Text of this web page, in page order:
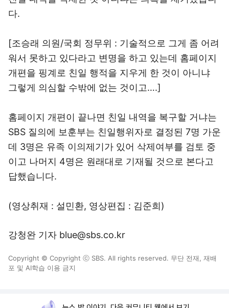
다.
[조승래 의원/국회 정무위 : 기술적으로 그게 좀 어려
워서 못하고 있다라고 변명을 하고 있는데 홈페이지
개편을 핑계로 친일 행적을 지우게 한 것이 아니냐
그렇게 의심할 수밖에 없는 것이고….]
홈페이지 개편이 끝나면 친일 내역을 복구할 거냐는
SBS 질의에 보훈부는 친일행위자로 결정된 7명 가운
데 3명은 유족 이의제기가 있어 삭제여부를 검토 중
이고 나머지 4명은 원래대로 기재될 것으로 본다고
답했습니다.
(영상취재 : 설민환, 영상편집 : 김준희)
강청완 기자 blue@sbs.co.kr
Copyright © Copyright ⓒ SBS. All rights reserved. 무단 전재, 재배
포 및 AI학습 이용 금지